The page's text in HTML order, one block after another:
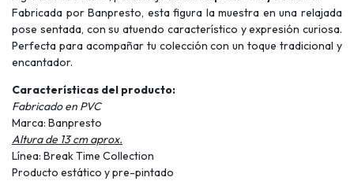
Fabricada por Banpresto, esta figura la muestra en una relajada
pose sentada, con su atuendo característico y expresión curiosa.
Perfecta para acompañar tu colección con un toque tradicional y
encantador.
Características del producto:
Fabricado en PVC
Marca: Banpresto
Altura de 13 cm aprox.
Línea: Break Time Collection
Producto estático y pre-pintado